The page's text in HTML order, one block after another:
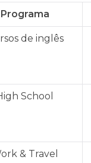
Programa
de inglês
School
& Travel